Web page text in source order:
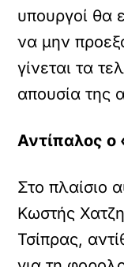
υπουργοί θα
να μην
γίνεται τα
απουσία της
Αντίπαλος ο
Στο πλαίσιο
Κωστής
Τσίπρας,